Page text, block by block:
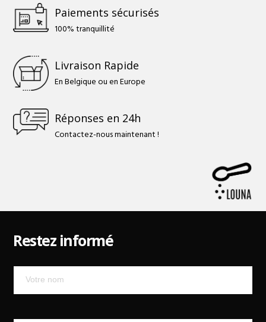
Paiements sécurisés
100% tranquillité
Livraison Rapide
En Belgique ou en Europe
Réponses en 24h
Contactez-nous maintenant !
Restez informé